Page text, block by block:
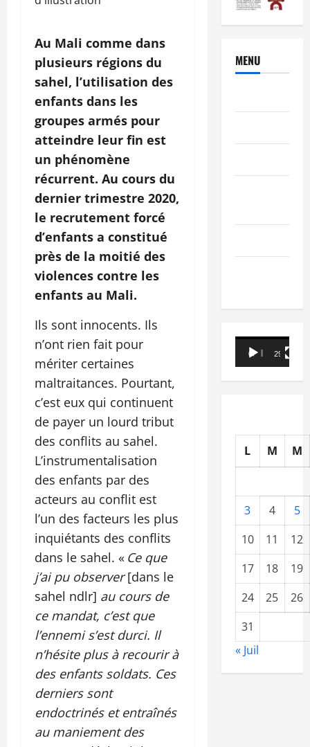
Au Mali comme dans
plusieurs régions du
sahel, l’utilisation des
enfants dans les
groupes armés pour
atteindre leur fin est
un phénomène
récurrent. Au cours du
dernier trimestre 2020,
le recrutement forcé
d’enfants a constitué
près de la moitié des
violences contre les
enfants au Mali.
Ils sont innocents. Ils
n’ont rien fait pour
mériter certaines
maltraitances. Pourtant,
c’est eux qui continuent
de payer un lourd tribut
des conflits au sahel.
L’instrumentalisation
des enfants par des
acteurs au conflit est
l’un des facteurs les plus
inquiétants des conflits
dans le sahel. « Ce que
j’ai pu observer[dans le
sahel ndlr] au cours de
ce mandat, c’est que
l’ennemi s’est durci. Il
n’hésite plus à recourir à
des enfants soldats. Ces
derniers sont
endoctrinés et entraînés
au maniement des
MENU
Lecteur
vidéo
00:00 29:21
L M M
3 4
5
10
11
12
17
18
19
24
25
26
31
« Juil